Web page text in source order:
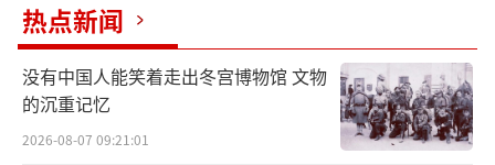
热点新闻
没有中国人能笑着走出冬宫博物馆 文物
的沉重记忆
2026-08-07 09:21:01